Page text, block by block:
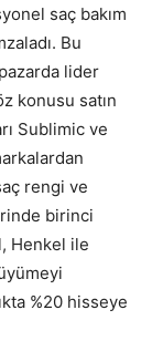
saç bakım
Bu
lider
konusu satın
Sublimic ve
rengi ve
birinci
Henkel ile
%20 hisseye